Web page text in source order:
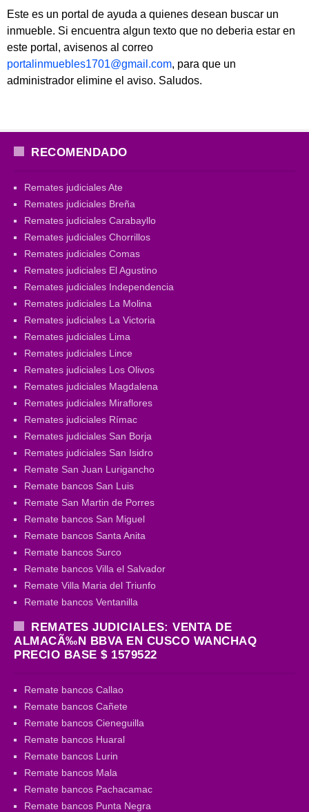
Este es un portal de ayuda a quienes desean buscar un
inmueble. Si encuentra algun texto que no deberia estar en
este portal, avisenos al correo
portalinmuebles1701@gmail.com, para que un
administrador elimine el aviso. Saludos.
RECOMENDADO
Remates judiciales Ate
Remates judiciales Breña
Remates judiciales Carabayllo
Remates judiciales Chorrillos
Remates judiciales Comas
Remates judiciales El Agustino
Remates judiciales Independencia
Remates judiciales La Molina
Remates judiciales La Victoria
Remates judiciales Lima
Remates judiciales Lince
Remates judiciales Los Olivos
Remates judiciales Magdalena
Remates judiciales Miraflores
Remates judiciales Rímac
Remates judiciales San Borja
Remates judiciales San Isidro
Remate San Juan Lurigancho
Remate bancos San Luis
Remate San Martin de Porres
Remate bancos San Miguel
Remate bancos Santa Anita
Remate bancos Surco
Remate bancos Villa el Salvador
Remate Villa Maria del Triunfo
Remate bancos Ventanilla
REMATES JUDICIALES: VENTA DE
ALMACÃ‰N BBVA EN CUSCO WANCHAQ
PRECIO BASE $ 1579522
Remate bancos Callao
Remate bancos Cañete
Remate bancos Cieneguilla
Remate bancos Huaral
Remate bancos Lurin
Remate bancos Mala
Remate bancos Pachacamac
Remate bancos Punta Negra